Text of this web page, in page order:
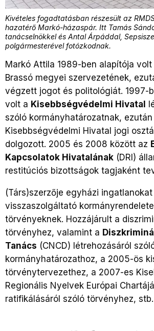
Kivételes fogadtatásban részesült az
hazatérő Markó-házaspár. Itt Tamás
tanácselnökkel és Antal Árpáddal,
polgármesterével fotózkodnak.
Markó Attila 1989-ben alapítója volt
Brassó megyei szervezetének,
végzett jogot és politológiát. 1997-
volt a Kisebbségvédelmi Hivatal
szóló kormányhatározatnak,
Kisebbségvédelmi Hivatal jogi
dolgozott. 2005 és 2008 között az
Kapcsolatok Hivatalának (DRI)
restitúciós bizottságok tagjaként
(Társ)szerzője egyházi ingatlanokat
visszaszolgáltató
törvényeknek. Hozzájárult a
törvényhez, valamint a
Tanács (CNCD) létrehozásáról
kormányhatározathoz, a 2005-ös
törvénytervezethez, a 2007-es
Regionális Nyelvek Európai
ratifikálásáról szóló törvényhez, stb.